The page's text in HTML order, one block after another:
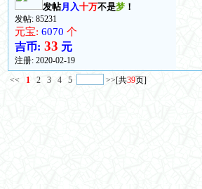
发帖月入十万不是梦 ！
发帖: 85231
元宝: 6070个
吉币: 33 元
注册:2020-02-19
<< 1 2 3 4 5 >>[共39页]